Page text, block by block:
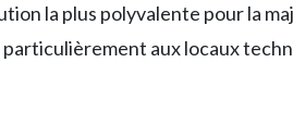
la plus polyvalente pour la
aux locaux